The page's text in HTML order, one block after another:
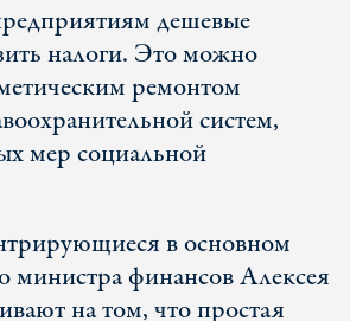
дешевые
налоги. Это можно
ремонтом
систем,
мер социальной
в основном
министра финансов Алексея
на том, что простая